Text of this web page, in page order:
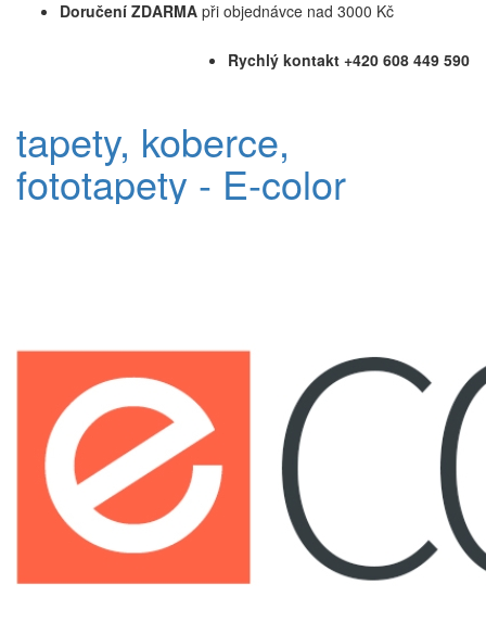
Doručení ZDARMA při objednávce nad 3000 Kč
Rychlý kontakt +420 608 449 590
tapety, koberce,
fototapety - E-color